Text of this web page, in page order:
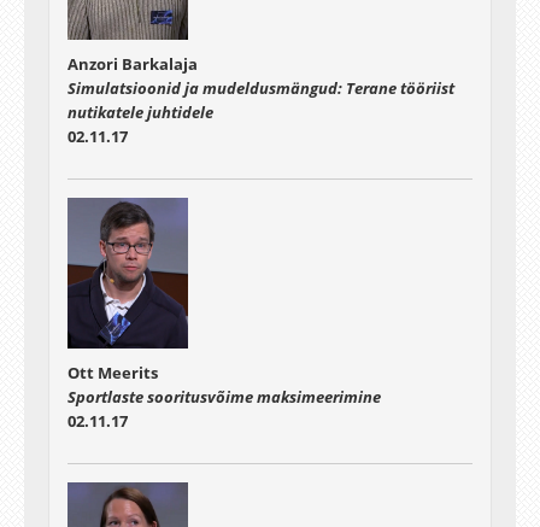
Anzori Barkalaja
Simulatsioonid ja mudeldusmängud: Terane tööriist
nutikatele juhtidele
02.11.17
Ott Meerits
Sportlaste sooritusvõime maksimeerimine
02.11.17